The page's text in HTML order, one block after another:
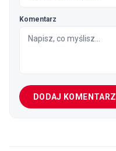
Komentarz
DODAJ KOMENTARZ